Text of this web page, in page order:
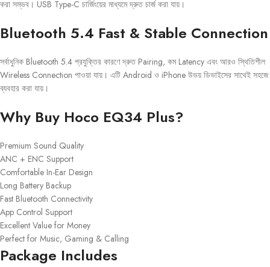
করা সম্ভব। USB Type-C চার্জিংয়ের মাধ্যমে দ্রুত চার্জ করা যায়।
Bluetooth 5.4 Fast & Stable Connection
সর্বাধুনিক Bluetooth 5.4 প্রযুক্তির কারণে দ্রুত Pairing, কম Latency এবং আরও স্থিতিশীল
Wireless Connection পাওয়া যায়। এটি Android ও iPhone উভয় ডিভাইসের সাথেই সহজে
ব্যবহার করা যায়।
Why Buy Hoco EQ34 Plus?
Premium Sound Quality
ANC + ENC Support
Comfortable In-Ear Design
Long Battery Backup
Fast Bluetooth Connectivity
App Control Support
Excellent Value for Money
Perfect for Music, Gaming & Calling
Package Includes